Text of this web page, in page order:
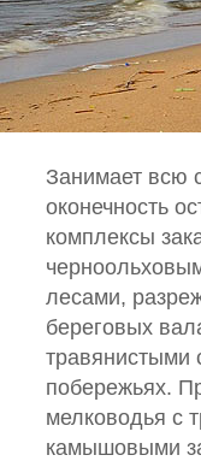
Занимает всю
оконечность
комплексы
лесами,
береговых
травянистыми
побережьях.
мелководья с
камышовыми